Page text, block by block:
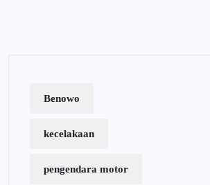
Benowo
kecelakaan
pengendara motor